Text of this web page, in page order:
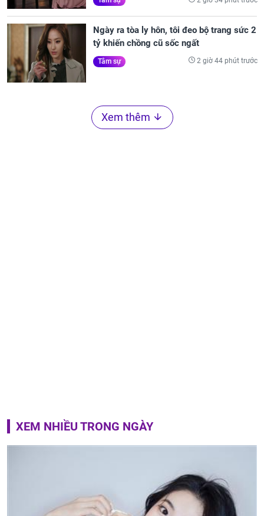
Ngày ra tòa ly hôn, tôi đeo bộ trang sức 2
tỷ khiến chồng cũ sốc ngất
Tâm sự 2 giờ 44 phút trước
Xem thêm
XEM NHIỀU TRONG NGÀY